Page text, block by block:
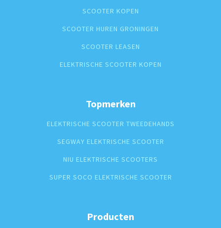
SCOOTER KOPEN
SCOOTER HUREN GRONINGEN
SCOOTER LEASEN
ELEKTRISCHE SCOOTER KOPEN
Topmerken
ELEKTRISCHE SCOOTER TWEEDEHANDS
SEGWAY ELEKTRISCHE SCOOTER
NIU ELEKTRISCHE SCOOTERS
SUPER SOCO ELEKTRISCHE SCOOTER
Producten